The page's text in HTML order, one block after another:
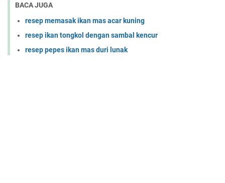
BACA JUGA
resep memasak ikan mas acar kuning
resep ikan tongkol dengan sambal kencur
resep pepes ikan mas duri lunak